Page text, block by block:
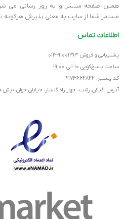
همین صفحه منتشر و به روز رسانی می
مستمر شما از سایت به معنی پذیرش هرگونه
اطلاعات تماس
پشتیبانی و فروش ۹۱۰۰۱۳۱۳-۰۱۳
ساعت پاسخ‌گویی ۱۰ الی ۱۹:۰۰
کد پستی: ۴۱۷۳۶۶۴۸۴۴
آدرس: گیلان، رشت، چهار راه گلسار، خیابان جوان،